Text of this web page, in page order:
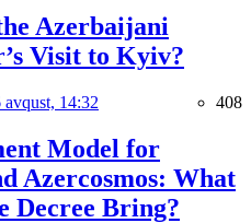
Azerbaijani
Visit to Kyiv?
avqust, 14:32 408
Model for
Azercosmos: What
Decree Bring?